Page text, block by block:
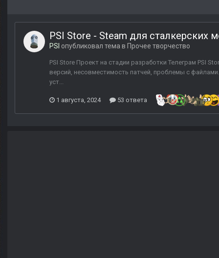
PSI Store - Steam для сталкерских
PSI опубликовал тема в Прочее творчество
PSI Store Проект на стадии разработки Телеграм PSI
версий, несовместимость патчей, проблемы с
уст...
1 августа, 2024 53 ответа